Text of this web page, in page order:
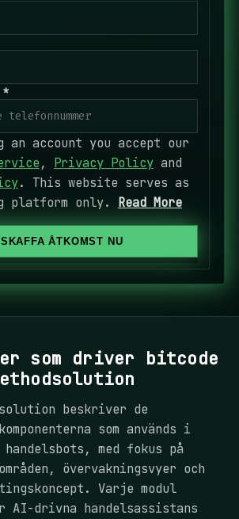
*
an account you accept our
, Privacy Policyand
. This website serves as
platform only. Read More
SKAFFA ÅTKOMST NU
som driver bitcode
beskriver de
som används i
handelsbots, med fokus på
övervakningsvyer och
Varje modul
drivna handelsassistans